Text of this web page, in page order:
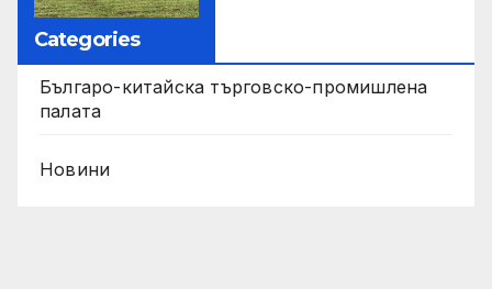
Categories
Българо-китайска търговско-промишлена
палата
Новини